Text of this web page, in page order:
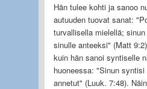
Hän tulee kohti ja sanoo
autuuden tuovat sanat:
turvallisella mielellä;
sinulle anteeksi" (Matt
kuin hän sanoi syntiselle
huoneessa: "Sinun
annetut" (Luuk. 7:48).